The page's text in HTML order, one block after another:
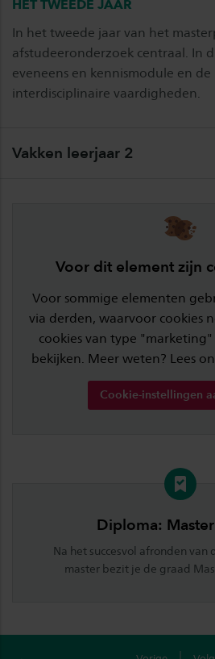
HET TWEEDE JAAR
In het tweede jaar van het
afstudeeronderzoek centraal. In
eveneens en kennismodule en
interdisciplinaire vaardigheden.
Vakken leerjaar 2
Voor dit element zijn
Voor sommige elementen
via derden, waarvoor cookies
cookies van type
bekijken. Meer weten? Lees
Cookie-instellingen
Diploma:
Na het succesvol afronden van
master bezit je de graad